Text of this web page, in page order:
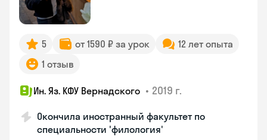
5 от 1590 ₽ за урок
12 лет опыта
1 отзыв
Ин. Яз. КФУ Вернадского • 2019 г.
Окончила иностранный факультет по
специальности 'филология'